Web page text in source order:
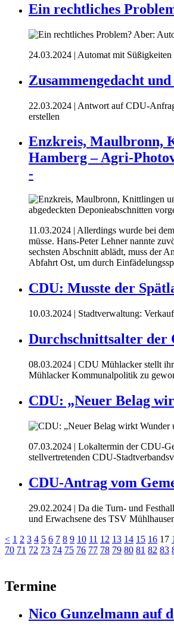
Ein rechtliches
24.03.2024 | Automat mit
Zusammengedacht
22.03.2024 | Antwort auf CDU-
erstellen
Enzkreis, Maulbronn,
Hamberg – Agri-
-
11.03.2024 | Allerdings wurde bei
müsse. Hans-Peter Lehner nannte
sechsten Abschnitt ablädt, muss der
Abfahrt Ost, um durch
CDU: Musste der
10.03.2024 | Stadtverwaltung:
Durchschnittsalter der
08.03.2024 | CDU Mühlacker stellt
Mühlacker Kommunalpolitik zu
CDU: „Neuer Belag
07.03.2024 | Lokaltermin der CDU-
stellvertretenden CDU-
CDU-Antrag vom
29.02.2024 | Da die Turn- und
und Erwachsene des TSV
< 1 2 3 4 5 6 7 8 9 10 11 12 13 14 15 16 17
70 71 72 73 74 75 76 77 78 79 80 81 82 83
Termine
Nico Gunzelmann auf